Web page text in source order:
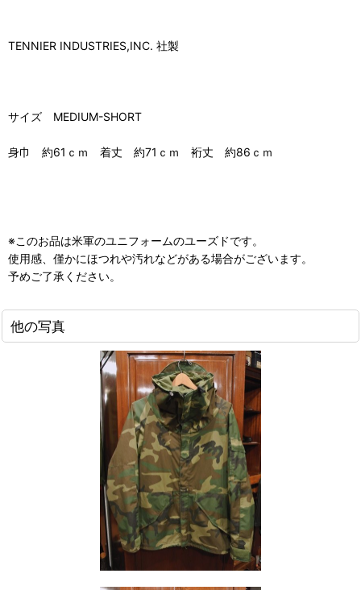
TENNIER INDUSTRIES,INC. 社製
サイズ MEDIUM-SHORT
身巾 約61ｃｍ 着丈 約71ｃｍ 裄丈 約86ｃｍ
※このお品は米軍のユニフォームのユーズドです。
使用感、僅かにほつれや汚れなどがある場合がございます。
予めご了承ください。
他の写真